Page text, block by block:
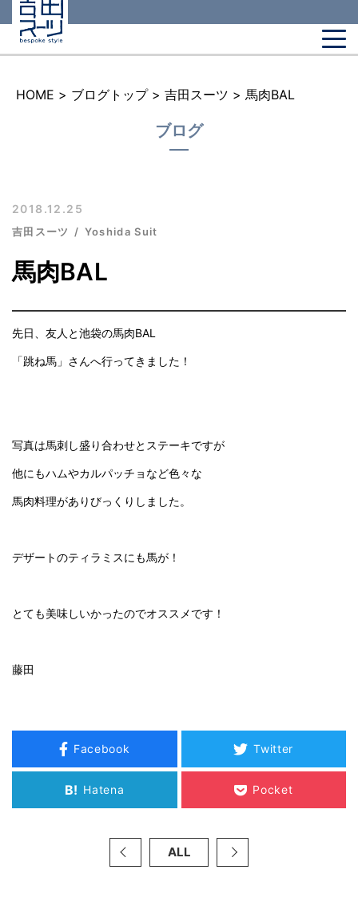
HOME > ブログトップ > 吉田スーツ > 馬肉BAL
ブログ
2018.12.25
吉田スーツ Yoshida Suit
馬肉BAL
先日、友人と池袋の馬肉BAL
「跳ね馬」さんへ行ってきました！
写真は馬刺し盛り合わせとステーキですが
他にもハムやカルパッチョなど色々な
馬肉料理がありびっくりしました。
デザートのティラミスにも馬が！
とても美味しいかったのでオススメです！
藤田
Facebook Twitter
B! Hatena Pocket
ALL